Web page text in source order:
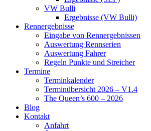
VW Bulli
Ergebnisse (VW Bulli)
Rennergebnisse
Eingabe von Rennergebnissen
Auswertung Rennserien
Auswertung Fahrer
Regeln Punkte und Streicher
Termine
Terminkalender
Terminübersicht 2026 – V1.4
The Queen’s 600 – 2026
Blog
Kontakt
Anfahrt